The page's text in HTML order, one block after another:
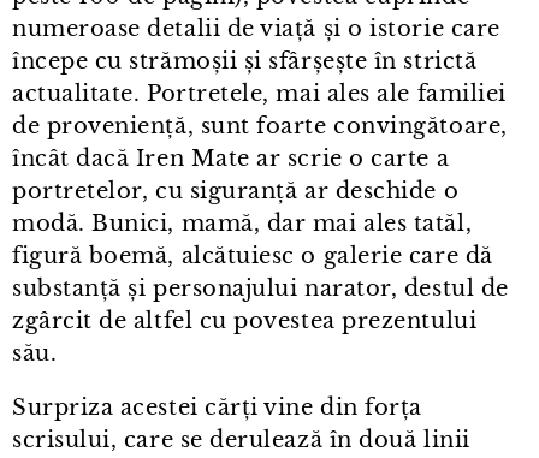
numeroase detalii de viață și o istorie care
începe cu strămoșii și sfârșește în strictă
actualitate. Portretele, mai ales ale familiei
de proveniență, sunt foarte convingătoare,
încât dacă Iren Mate ar scrie o carte a
portretelor, cu siguranță ar deschide o
modă. Bunici, mamă, dar mai ales tatăl,
figură boemă, alcătuiesc o galerie care dă
substanță și personajului narator, destul de
zgârcit de altfel cu povestea prezentului
său.
Surpriza acestei cărți vine din forța
scrisului, care se derulează în două linii